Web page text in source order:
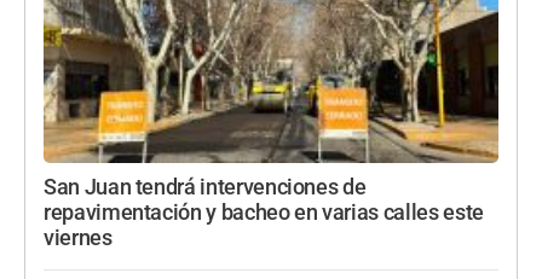
San Juan tendrá intervenciones de
repavimentación y bacheo en varias calles este
viernes